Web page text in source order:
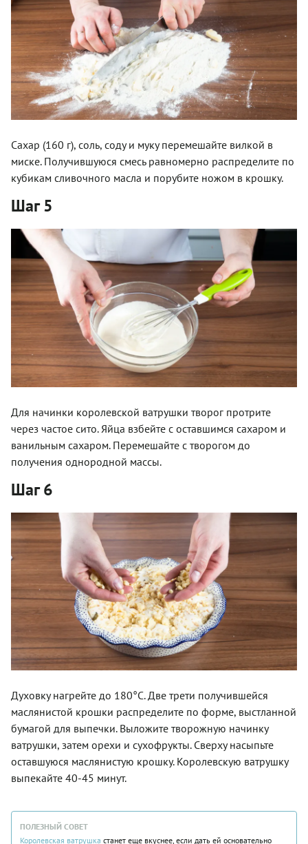
Сахар (160 г), соль, соду и муку перемешайте вилкой в
миске. Получившуюся смесь равномерно распределите по
кубикам сливочного масла и порубите ножом в крошку.
Шаг 5
Для начинки королевской ватрушки творог протрите
через частое сито. Яйца взбейте с оставшимся сахаром и
ванильным сахаром. Перемешайте с творогом до
получения однородной массы.
Шаг 6
Духовку нагрейте до 180°C. Две трети получившейся
маслянистой крошки распределите по форме, выстланной
бумагой для выпечки. Выложите творожную начинку
ватрушки, затем орехи и сухофрукты. Сверху насыпьте
оставшуюся маслянистую крошку. Королевскую ватрушку
выпекайте 40-45 минут.
ПОЛЕЗНЫЙ СОВЕТ
Королевская ватрушка станет еще вкуснее, если дать ей основательно